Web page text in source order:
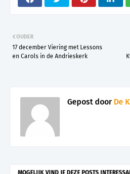
OUDER
17 december Viering met Lessons
en Carols in de Andrieskerk
Gepost doorDe